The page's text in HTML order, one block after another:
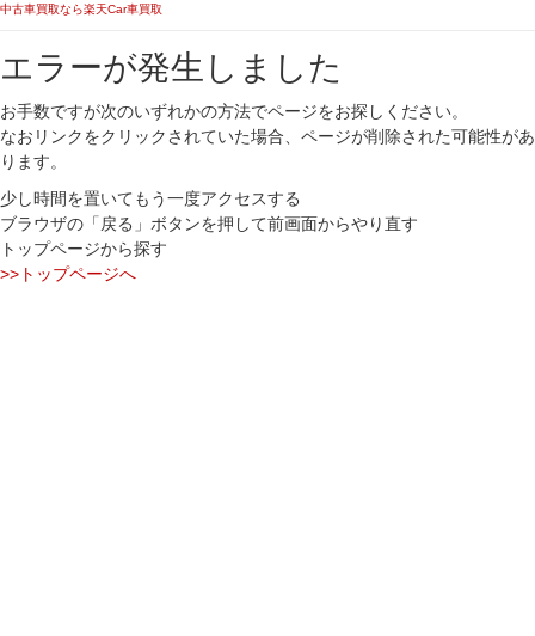
中古車買取なら楽天Car車買取
エラーが発生しました
お手数ですが次のいずれかの方法でページをお探しください。
なおリンクをクリックされていた場合、ページが削除された可能性があ
ります。
少し時間を置いてもう一度アクセスする
ブラウザの「戻る」ボタンを押して前画面からやり直す
トップページから探す
>>トップページへ